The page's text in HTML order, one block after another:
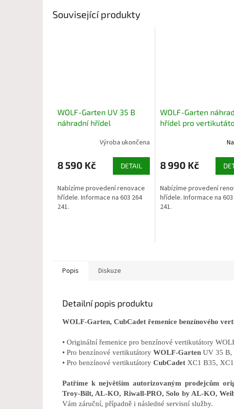
Související produkty
WOLF-Garten UV 35 B
náhradní hřídel
Výroba ukončena
8 590 Kč DETAIL
Nabízíme provedení renovace
hřídele. Informace na 603 264
241.
WOLF-Garten
hřídel pro
8 990 Kč
Nabízíme provedení
hřídele. Informace na 603
241.
Popis Diskuze
Detailní popis produktu
WOLF-Garten, CubCadet řemenice benzínového
• Originální řemenice pro benzínové vertikutátory
• Pro benzínové vertikutátory WOLF-Garten UV 35 B,
• Pro benzínové vertikutátory CubCadet XC1 B35,
Patříme k největším autorizovaným prodejcům
Troy-Bilt, AL-KO, Riwall-PRO, Solo by AL-KO,
Vám záruční, případně i následné servisní služby.